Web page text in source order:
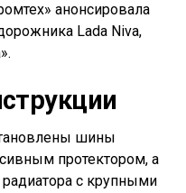
анонсировала
Lada Niva,
шины
протектором, а
с крупными